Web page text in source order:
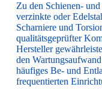
Zu den Schienen-
verzinkte oder
Scharniere und
qualitätsgeprüfter
Hersteller
den
häufiges Be- und
frequentierten